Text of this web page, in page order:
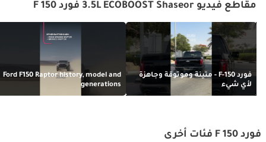
مقاطع فيديو 3.5L ECOBOOST Shaseor فورد F 150
فورد F-150 - متينة وموثوقة وجاهزة
لأي شيء
Ford F150 Raptor history, model and
generations
فورد F 150 فئات أخرى